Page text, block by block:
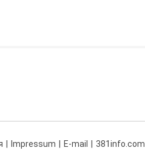
Impressum E-mail 381info.com